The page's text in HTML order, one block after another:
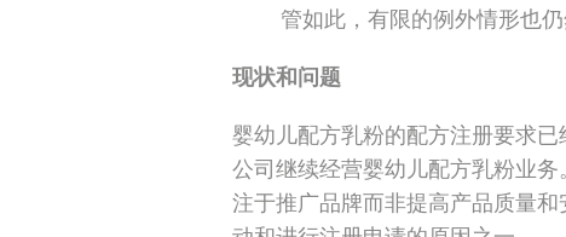
管如此，有限的例外情形也仍
现状和问题
婴幼儿配方乳粉的配方注册要求
公司继续经营婴幼儿配方乳粉业
注于推广品牌而非提高产品质量和